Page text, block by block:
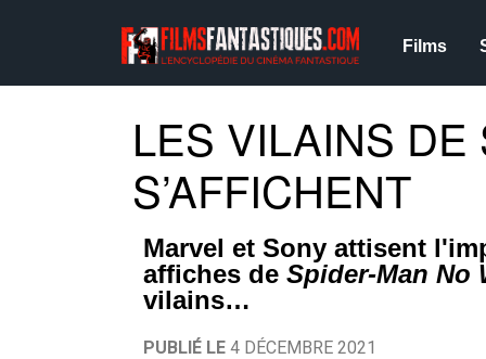
Films
LES VILAINS
S’AFFICHENT
Marvel et Sony attisent
affiches de Spider-Man No
vilains…
PUBLIÉ LE 4 DÉCEMBRE 2021